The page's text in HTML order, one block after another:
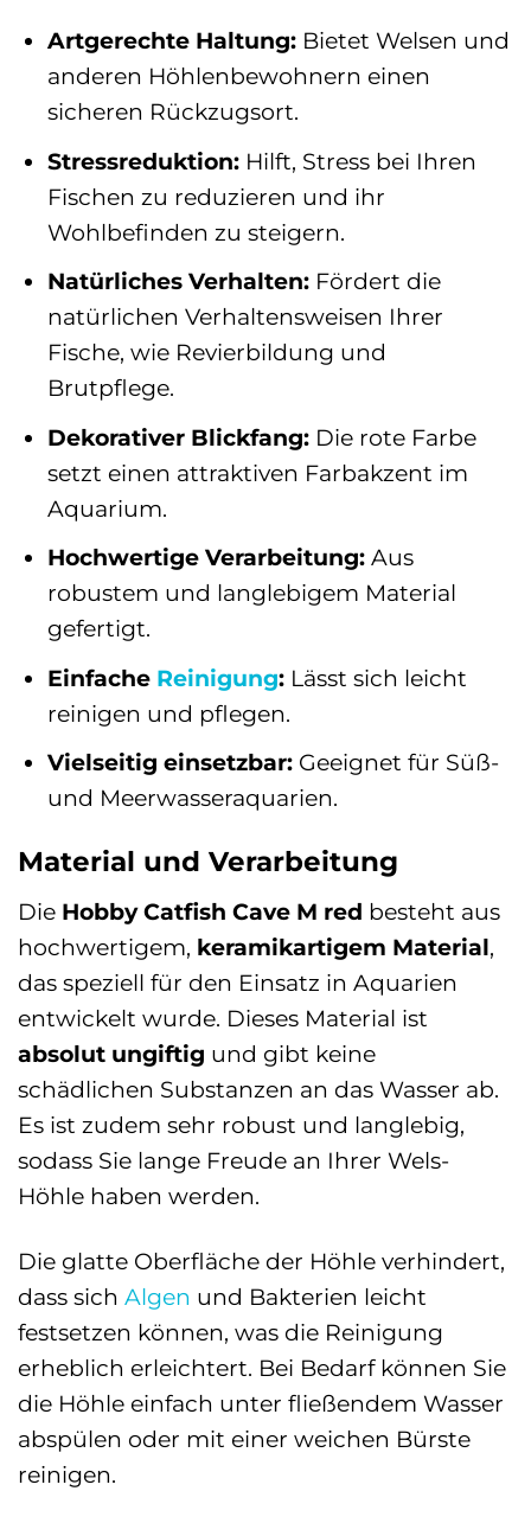
Artgerechte Haltung:Bietet Welsen und
anderen Höhlenbewohnern einen
sicheren Rückzugsort.
Stressreduktion:Hilft, Stress bei Ihren
Fischen zu reduzieren und ihr
Wohlbefinden zu steigern.
Natürliches Verhalten:Fördert die
natürlichen Verhaltensweisen Ihrer
Fische, wie Revierbildung und
Brutpflege.
Dekorativer Blickfang:Die rote Farbe
setzt einen attraktiven Farbakzent im
Aquarium.
Hochwertige Verarbeitung:Aus
robustem und langlebigem Material
gefertigt.
Einfache Reinigung:Lässt sich leicht
reinigen und pflegen.
Vielseitig einsetzbar:Geeignet für Süß-
und Meerwasseraquarien.
Material und Verarbeitung
Die Hobby Catfish Cave M red besteht aus
hochwertigem, keramikartigem Material,
das speziell für den Einsatz in Aquarien
entwickelt wurde. Dieses Material ist
absolut ungiftig und gibt keine
schädlichen Substanzen an das Wasser ab.
Es ist zudem sehr robust und langlebig,
sodass Sie lange Freude an Ihrer Wels-
Höhle haben werden.
Die glatte Oberfläche der Höhle verhindert,
dass sich Algen und Bakterien leicht
festsetzen können, was die Reinigung
erheblich erleichtert. Bei Bedarf können Sie
die Höhle einfach unter fließendem Wasser
abspülen oder mit einer weichen Bürste
reinigen.